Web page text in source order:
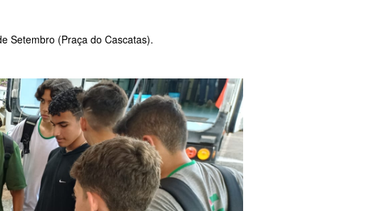
Setembro (Praça do Cascatas).